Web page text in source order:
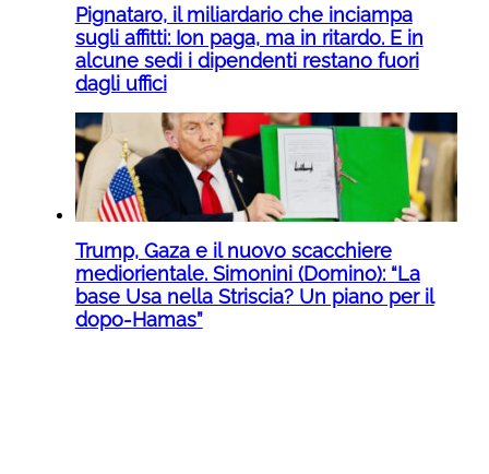
Pignataro, il miliardario che inciampa
sugli affitti: Ion paga, ma in ritardo. E in
alcune sedi i dipendenti restano fuori
dagli uffici
Trump, Gaza e il nuovo scacchiere
mediorientale. Simonini (Domino): “La
base Usa nella Striscia? Un piano per il
dopo-Hamas”